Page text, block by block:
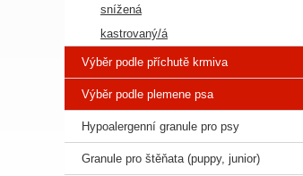
snížená
kastrovaný/á
Výběr podle příchutě krmiva
Výběr podle plemene psa
Hypoalergenní granule pro psy
Granule pro štěňata (puppy, junior)